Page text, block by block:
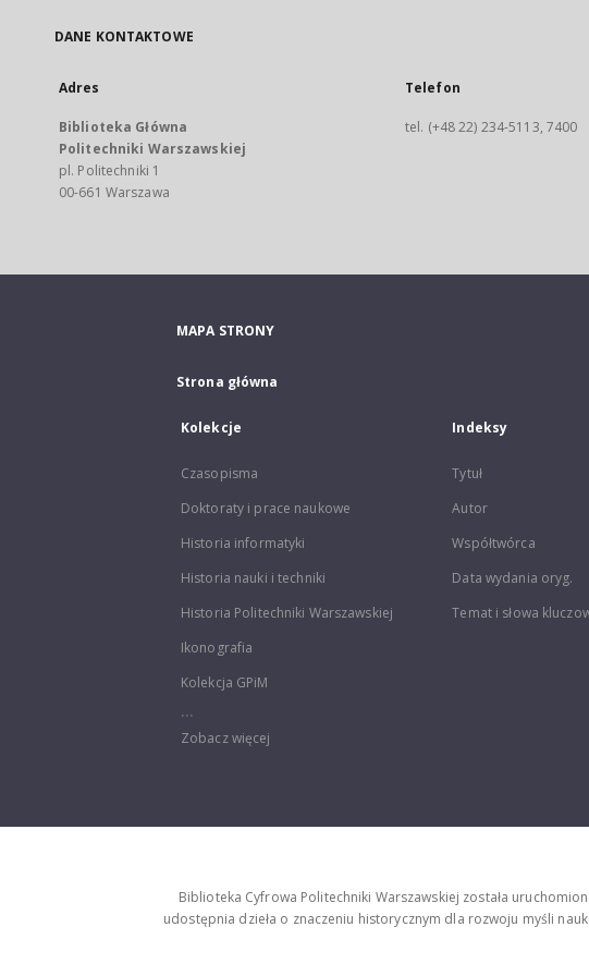
DANE KONTAKTOWE
Adres
Biblioteka Główna
Politechniki Warszawskiej
pl. Politechniki 1
00-661 Warszawa
Telefon
tel. (+48 22) 234-5113, 7400
MAPA STRONY
Strona główna
Kolekcje
Czasopisma
Doktoraty i prace naukowe
Historia informatyki
Historia nauki i techniki
Historia Politechniki Warszawskiej
Ikonografia
Kolekcja GPiM
...
Zobacz więcej
Indeksy
Tytuł
Autor
Współtwórca
Data wydania oryg.
Temat i słowa
Biblioteka Cyfrowa Politechniki Warszawskiej została
udostępnia dzieła o znaczeniu historycznym dla rozwoju myśli